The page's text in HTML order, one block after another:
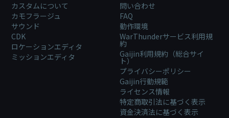
カスタムについて
カモフラージュ
サウンド
CDK
ロケーションエディタ
ミッションエディタ
問い合わせ
FAQ
動作環境
WarThunderサービス利用規
約
Gaijin利用規約（総合サイ
ト）
プライバシーポリシー
Gaijin行動規範
ライセンス情報
特定商取引法に基づく表示
資金決済法に基づく表示